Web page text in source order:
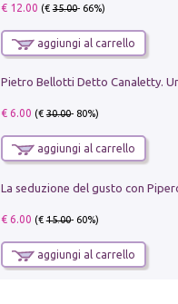
€ 12.00 (€35.00- 66%)
aggiungi al carrello
€ 6.00 (€30.00- 80%)
aggiungi al carrello
€ 6.00 (€15.00- 60%)
aggiungi al carrello